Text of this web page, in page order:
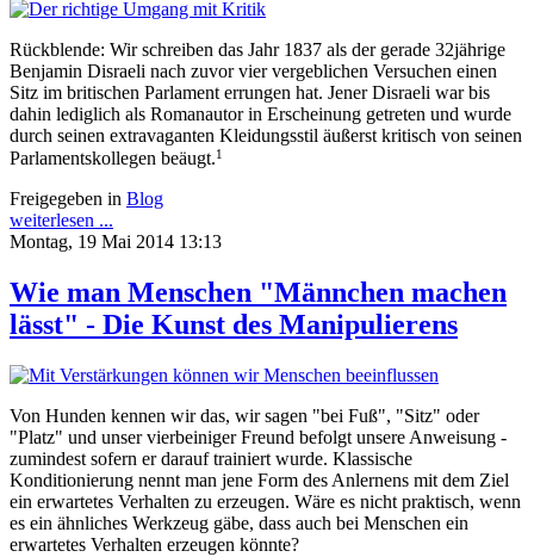
Rückblende: Wir schreiben das Jahr 1837 als der gerade 32jährige
Benjamin Disraeli nach zuvor vier vergeblichen Versuchen einen
Sitz im britischen Parlament errungen hat. Jener Disraeli war bis
dahin lediglich als Romanautor in Erscheinung getreten und wurde
durch seinen extravaganten Kleidungsstil äußerst kritisch von seinen
Parlamentskollegen beäugt.1
Freigegeben in Blog
weiterlesen ...
Montag, 19 Mai 2014 13:13
Wie man Menschen "Männchen machen
lässt" - Die Kunst des Manipulierens
Von Hunden kennen wir das, wir sagen "bei Fuß", "Sitz" oder
"Platz" und unser vierbeiniger Freund befolgt unsere Anweisung -
zumindest sofern er darauf trainiert wurde. Klassische
Konditionierung nennt man jene Form des Anlernens mit dem Ziel
ein erwartetes Verhalten zu erzeugen. Wäre es nicht praktisch, wenn
es ein ähnliches Werkzeug gäbe, dass auch bei Menschen ein
erwartetes Verhalten erzeugen könnte?